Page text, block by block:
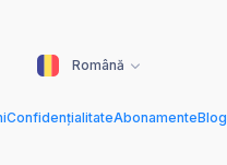
Română
ConfidențialitateAbonamenteBlog